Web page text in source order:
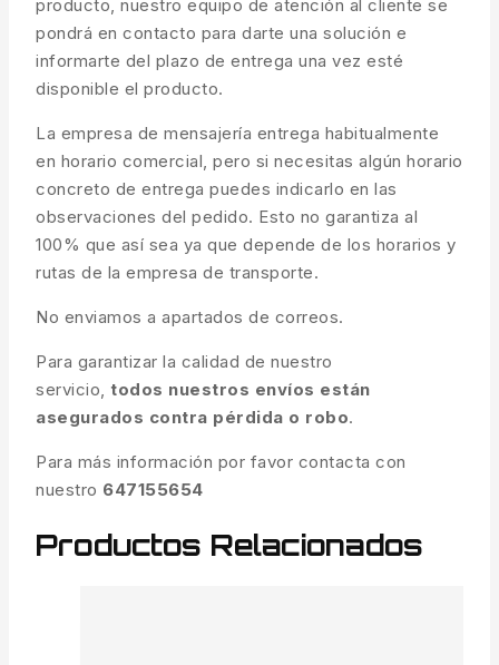
producto, nuestro equipo de atención al cliente se
pondrá en contacto para darte una solución e
informarte del plazo de entrega una vez esté
disponible el producto.
La empresa de mensajería entrega habitualmente
en horario comercial, pero si necesitas algún horario
concreto de entrega puedes indicarlo en las
observaciones del pedido. Esto no garantiza al
100% que así sea ya que depende de los horarios y
rutas de la empresa de transporte.
No enviamos a apartados de correos.
Para garantizar la calidad de nuestro
servicio, todos nuestros envíos están
asegurados contra pérdida o robo.
Para más información por favor contacta con
nuestro 647155654
Productos Relacionados